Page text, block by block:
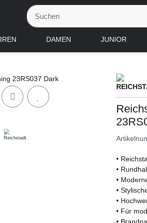
DAMEN JUNIOR
•
•
•
•
•
• Für
•